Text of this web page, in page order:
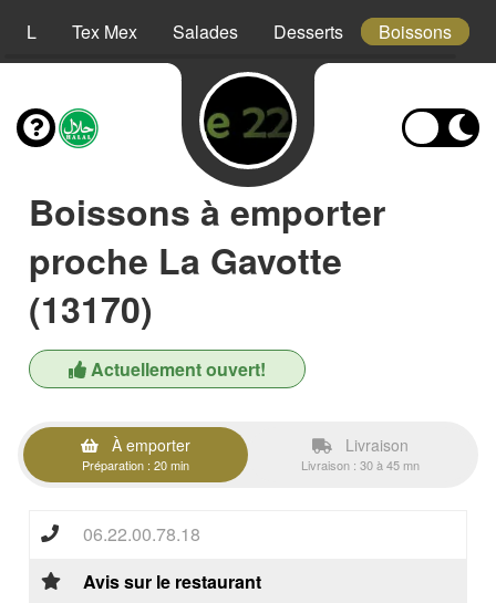
XXL Tex Mex Salades Desserts Boissons
Boissons à emporter
proche La Gavotte
(13170)
Actuellement ouvert!
À emporter
Préparation : 20 min
Livraison
Livraison : 30 à 45 mn
06.22.00.78.18
Avis sur le restaurant